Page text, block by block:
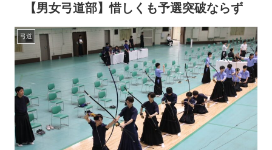
【男女弓道部】惜しくも予選突破ならず
弓道